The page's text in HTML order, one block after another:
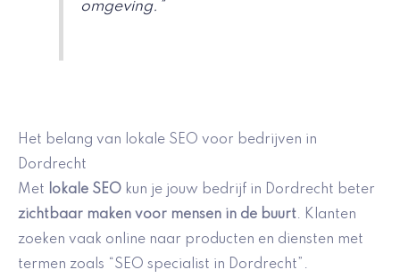
omgeving.”
Het belang van lokale SEO voor bedrijven in
Dordrecht
Met lokale SEO kun je jouw bedrijf in Dordrecht beter
zichtbaar maken voor mensen in de buurt. Klanten
zoeken vaak online naar producten en diensten met
termen zoals “SEO specialist in Dordrecht”.